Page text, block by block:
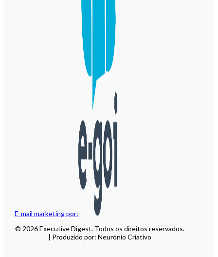
E-mail marketing por:
© 2026 Executive Digest. Todos os direitos reservados.
| Produzido por: Neurónio Criativo